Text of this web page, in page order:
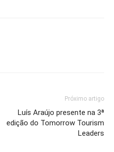
Próximo artigo
Luís Araújo presente na 3ª
edição do Tomorrow Tourism
Leaders